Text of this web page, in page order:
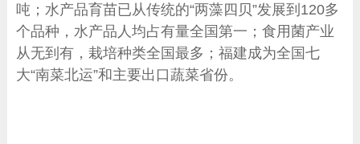
吨；水产品育苗已从传统的“两藻四贝”发展到120多
个品种，水产品人均占有量全国第一；食用菌产业
从无到有，栽培种类全国最多；福建成为全国七
大“南菜北运”和主要出口蔬菜省份。